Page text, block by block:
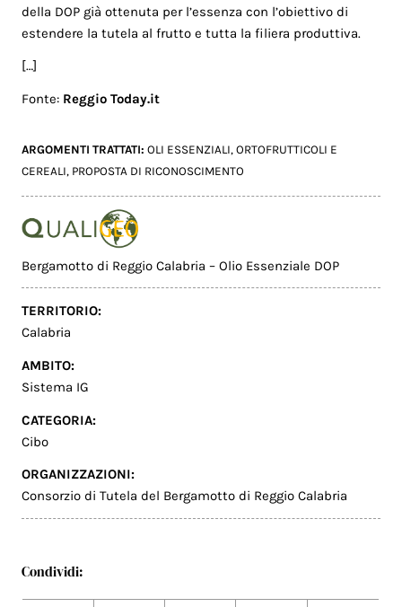
della DOP già ottenuta per l’essenza con l’obiettivo di
estendere la tutela al frutto e tutta la filiera produttiva.
[…]
Fonte: Reggio Today.it
ARGOMENTI TRATTATI:OLI ESSENZIALI,ORTOFRUTTICOLI E
CEREALI, PROPOSTA DI RICONOSCIMENTO
Bergamotto di Reggio Calabria – Olio Essenziale DOP
TERRITORIO:
Calabria
AMBITO:
Sistema IG
CATEGORIA:
Cibo
ORGANIZZAZIONI:
Consorzio di Tutela del Bergamotto di Reggio Calabria
Condividi: